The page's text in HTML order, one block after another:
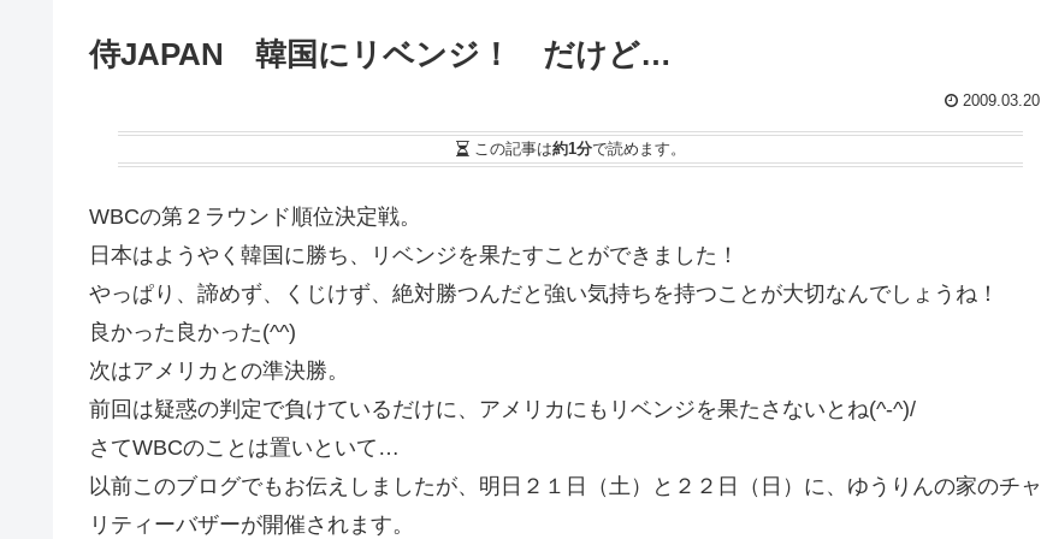
侍JAPAN 韓国にリベンジ！ だけど…
2009.03.20
この記事は約1分で読めます。
WBCの第２ラウンド順位決定戦。
日本はようやく韓国に勝ち、リベンジを果たすことができました！
やっぱり、諦めず、くじけず、絶対勝つんだと強い気持ちを持つことが大切なんでしょうね！
良かった良かった(^^)
次はアメリカとの準決勝。
前回は疑惑の判定で負けているだけに、アメリカにもリベンジを果たさないとね(^-^)/
さてWBCのことは置いといて…
以前このブログでもお伝えしましたが、明日２１日（土）と２２日（日）に、ゆうりんの家のチャ
リティーバザーが開催されます。